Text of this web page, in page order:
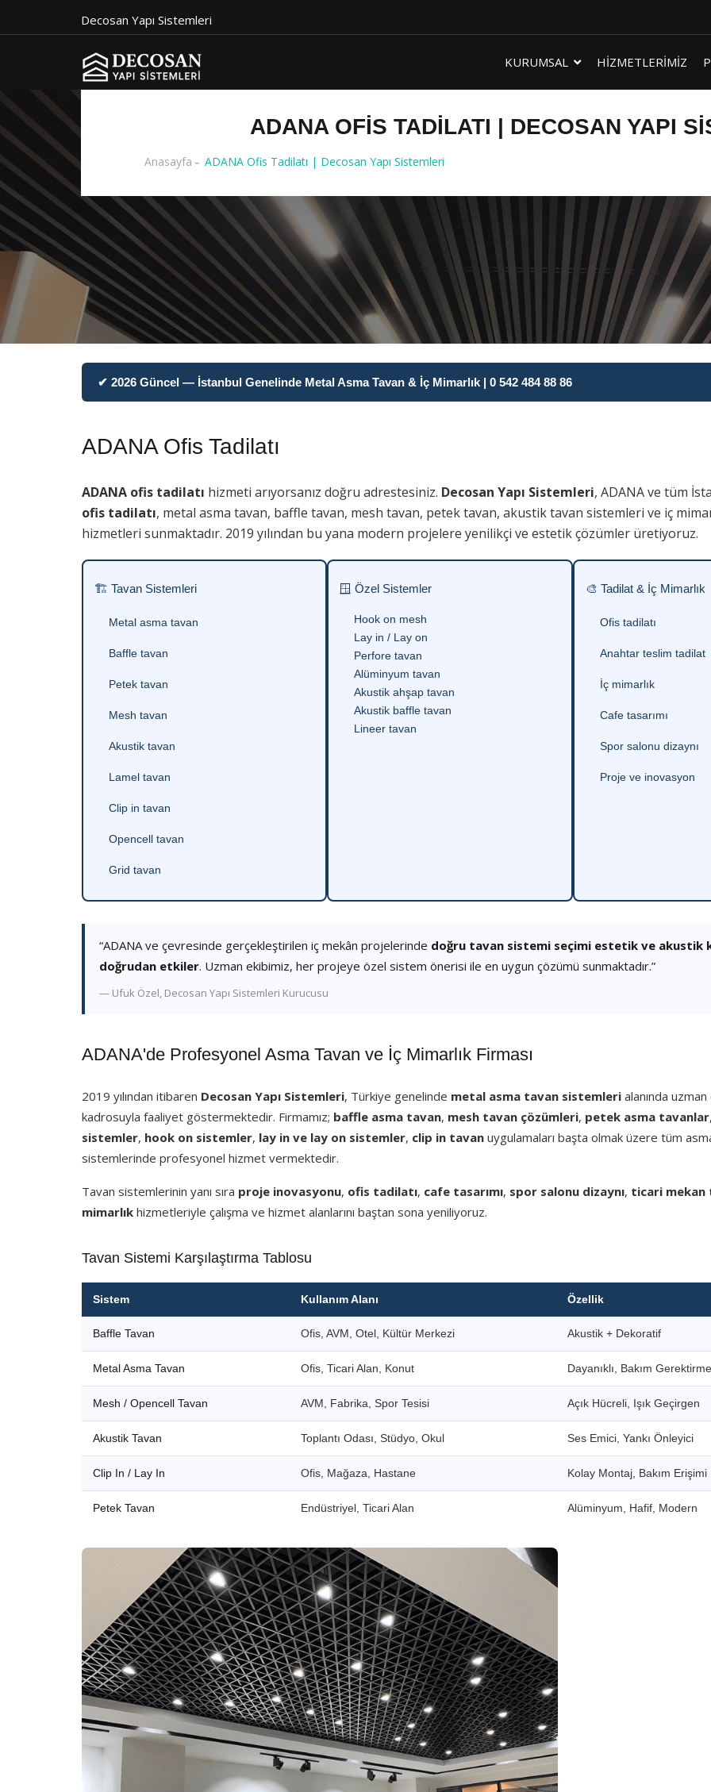
Decosan Yapı Sistemleri
KURUMSAL HİZMETLERİMİZ
ADANA OFIS TADILATI | DECOSAN YAPI
Anasayfa ADANA Ofis Tadilatı | Decosan Yapı Sistemleri
✔ 2026 Güncel — İstanbul Genelinde Metal Asma Tavan & İç Mimarlık | 0 542 484 88 86
ADANA Ofis Tadilatı
ADANA ofis tadilatı hizmeti arıyorsanız doğru adrestesiniz. Decosan Yapı Sistemleri, ADANA ve tüm
ofis tadilatı, metal asma tavan, baffle tavan, mesh tavan, petek tavan, akustik tavan sistemleri ve iç
hizmetleri sunmaktadır. 2019 yılından bu yana modern projelere yenilikçi ve estetik çözümler üretiyoruz.
🏗 Tavan Sistemleri
Metal asma tavan
Baffle tavan
Petek tavan
Mesh tavan
Akustik tavan
Lamel tavan
Clip in tavan
Opencell tavan
Grid tavan
🪟 Özel Sistemler
Hook on mesh
Lay in / Lay on
Perfore tavan
Alüminyum tavan
Akustik ahşap tavan
Akustik baffle tavan
Lineer tavan
🎨 Tadilat & İç Mimarlık
Ofis tadilatı
Anahtar teslim tadilat
İç mimarlık
Cafe tasarımı
Spor salonu dizaynı
Proje ve inovasyon
“ADANA ve çevresinde gerçekleştirilen iç mekân projelerinde doğru tavan sistemi seçimi estetik ve akustik
doğrudan etkiler. Uzman ekibimiz, her projeye özel sistem önerisi ile en uygun çözümü sunmaktadır.”
— Ufuk Özel, Decosan Yapı Sistemleri Kurucusu
ADANA'de Profesyonel Asma Tavan ve İç Mimarlık Firması
2019 yılından itibaren Decosan Yapı Sistemleri, Türkiye genelinde metal asma tavan sistemleri alanında
kadrosuyla faaliyet göstermektedir. Firmamız; baffle asma tavan, mesh tavan çözümleri, petek asma tavanlar,
sistemler, hook on sistemler, lay in ve lay on sistemler, clip in tavan uygulamaları başta olmak üzere tüm
sistemlerinde profesyonel hizmet vermektedir.
Tavan sistemlerinin yanı sıra proje inovasyonu, ofis tadilatı, cafe tasarımı, spor salonu dizaynı, ticari mekan
mimarlık hizmetleriyle çalışma ve hizmet alanlarını baştan sona yeniliyoruz.
Tavan Sistemi Karşılaştırma Tablosu
Sistem Kullanım Alanı Özellik
Baffle Tavan Ofis, AVM, Otel, Kültür Merkezi Akustik + Dekoratif
Metal Asma Tavan Ofis, Ticari Alan, Konut Dayanıklı, Bakım
Mesh / Opencell Tavan AVM, Fabrika, Spor Tesisi Açık Hücreli, Işık Geçirgen
Akustik Tavan Toplantı Odası, Stüdyo, Okul Ses Emici, Yankı Önleyici
Clip In / Lay In Ofis, Mağaza, Hastane Kolay Montaj, Bakım Erişimi
Petek Tavan Endüstriyel, Ticari Alan Alüminyum, Hafif, Modern